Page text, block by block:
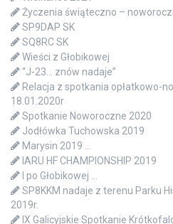
Życzenia świąteczno –
SP9DAP SK
SQ8RC SK
Wieści z Głobikowej
“J-23… znów nadaje”
Relacja z spotkania opłatkowo-
18.01.2020r
Spotkanie Noworoczne 2020
Jodłówka Tuchowska 2019
Marysin 2019 …
IARU HF CHAMPIONSHIP 2019
I po Głobikowej …
SP8KKM nadaje z terenu Parku
2019r.
IX Galicyjskie Spotkanie